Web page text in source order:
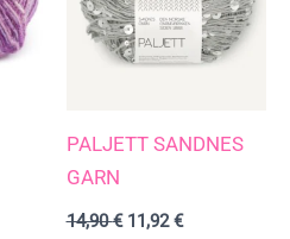
PALJETT SANDNES
GARN
14,90€ 11,92€